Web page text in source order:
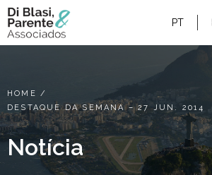
PT
HOME /
DESTAQUE DA SEMANA – 27 JUN. 2014
Notícia